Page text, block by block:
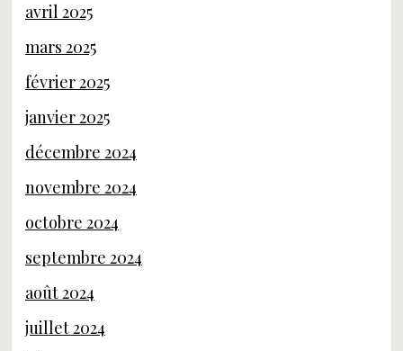
avril 2025
mars 2025
février 2025
janvier 2025
décembre 2024
novembre 2024
octobre 2024
septembre 2024
août 2024
juillet 2024